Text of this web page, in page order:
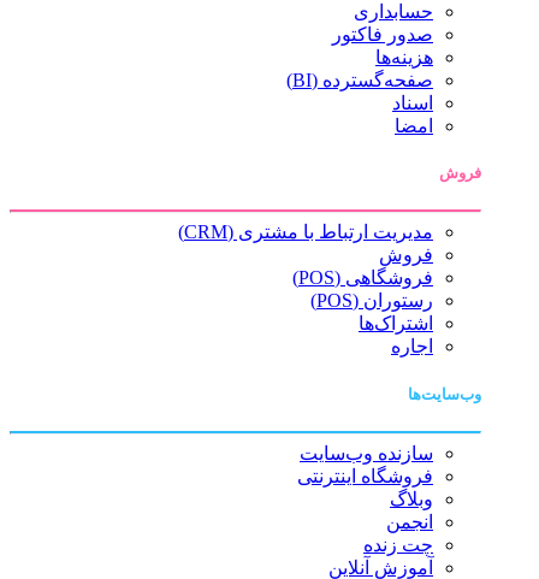
حسابداری
صدور فاکتور
هزینه‌ها
صفحه‌گسترده (BI)
اسناد
امضا
فروش
مدیریت ارتباط با مشتری (CRM)
فروش
فروشگاهی (POS)
رستوران (POS)
اشتراک‌ها
اجاره
وب‌سایت‌ها
سازنده وب‌سایت
فروشگاه اینترنتی
وبلاگ
انجمن
چت زنده
آموزش آنلاین